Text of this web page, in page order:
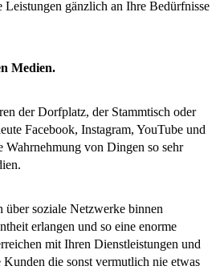
Leistungen gänzlich an Ihre Bedürfnisse
Medien.
der Dorfplatz, der Stammtisch oder
Facebook, Instagram, YouTube und
Wahrnehmung von Dingen so sehr
über soziale Netzwerke binnen
erlangen und so eine enorme
mit Ihren Dienstleistungen und
die sonst vermutlich nie etwas